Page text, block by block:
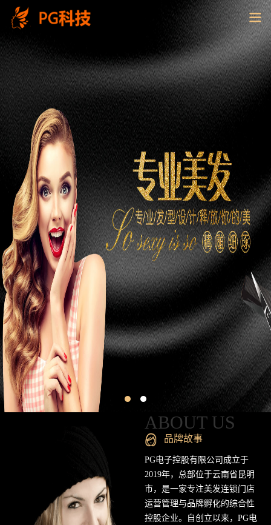
PG
电
子
控
股
有
限
公
司-
云
南
昆
明
专
业
美
发
连
ABOUT US
品牌故事
PG电子控股有限公司成立于
2019年，总部位于云南省昆明
市，是一家专注美发连锁门店
运营管理与品牌孵化的综合性
控股企业。自创立以来，PG电